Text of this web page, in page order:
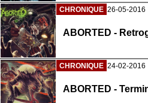
CHRONIQUE 26-05-2016
ABORTED -
CHRONIQUE 24-02-2016
ABORTED -